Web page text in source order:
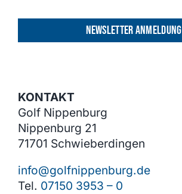
NEWSLETTER ANMELDUNG
KONTAKT
Golf Nippenburg
Nippenburg 21
71701 Schwieberdingen
info@golfnippenburg.de
Tel. 07150 3953 – 0